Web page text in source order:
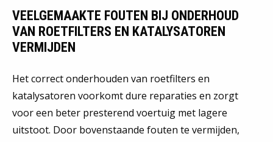
VEELGEMAAKTE FOUTEN BIJ ONDERHOUD
VAN ROETFILTERS EN KATALYSATOREN
VERMIJDEN
Het correct onderhouden van roetfilters en
katalysatoren voorkomt dure reparaties en zorgt
voor een beter presterend voertuig met lagere
uitstoot. Door bovenstaande fouten te vermijden,